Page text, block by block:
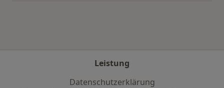
Leistung
Datenschutzerklärung